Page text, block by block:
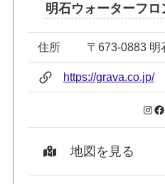
明石ウォーターフ
住所 〒673-0883 明
https://grava.co.jp/
地図を見る